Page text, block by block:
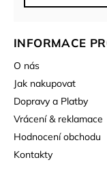
INFORMACE
O nás
Jak nakupovat
Dopravy a Platby
Vrácení & reklamace
Hodnocení obchodu
Kontakty